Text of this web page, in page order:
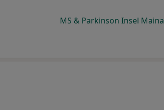
MS & Parkinson Insel